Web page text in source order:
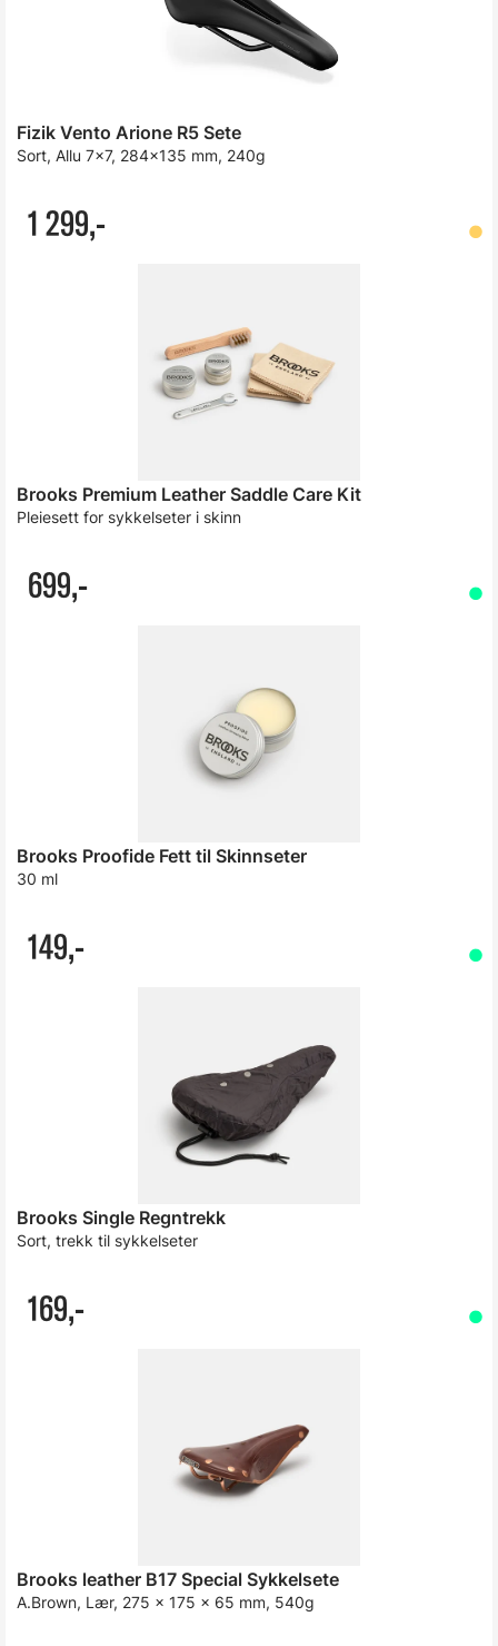
Fizik Vento Arione R5 Sete
Sort, Allu 7x7, 284x135 mm, 240g
1 299,-
Brooks Premium Leather Saddle Care Kit
Pleiesett for sykkelseter i skinn
699,-
Brooks Proofide Fett til Skinnseter
30 ml
149,-
Brooks Single Regntrekk
Sort, trekk til sykkelseter
169,-
Brooks leather B17 Special Sykkelsete
A.Brown, Lær, 275 x 175 x 65 mm, 540g